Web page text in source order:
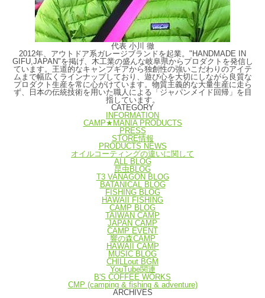
代表 小川 徹
2012年、アウトドア系ガレージブランドを起業。"HANDMADE IN
GIFU,JAPAN"を掲げ、木工業の盛んな岐阜県からプロダクトを発信し
ています。王道的なキャンプギアから独創性の強いこだわりのアイテ
ムまで幅広くラインナップしており、遊び心を大切にしながら良質な
プロダクト生産を常に心がけています。物質主義的な大量生産に走ら
ず、日本の伝統技術を用いた職人による「ジャパンメイド回帰」を目
指しています。
CATEGORY
INFORMATION
CAMP★MANIA PRODUCTS
PRESS
STORE情報
PRODUCTS NEWS
オイルコーティングの違いに関して
ALL BLOG
昆虫BLOG
T3 VANAGON BLOG
BATANICAL BLOG
FISHING BLOG
HAWAII FISHING
CAMP BLOG
TAIWAN CAMP
JAPAN CAMP
CAMP EVENT
響の森CAMP
HAWAII CAMP
MUSIC BLOG
CHILLout BGM
YouTube関連
B'S COFFEE WORKS
CMP (camping & fishing & adventure)
ARCHIVES